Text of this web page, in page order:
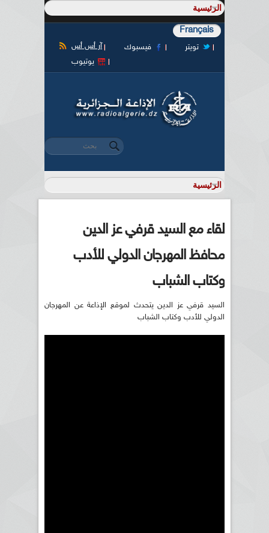
Français
آر أس أس فيسبوك
تويتر
يوتيوب
استمارة البحث
‏بحث ‏
لقاء مع السيد قرفي عز الدين
محافظ المهرجان الدولي للأدب
وكتاب الشباب
السيد قرفي عز الدين يتحدث لموقع الإذاعة عن المهرجان
الدولي للأدب وكتاب الشباب